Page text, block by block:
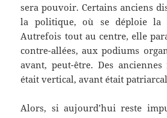
sera pouvoir. Certains anciens
la politique, où se déploie la
Autrefois tout au centre, elle
contre-allées, aux podiums
avant, peut-être. Des
était vertical, avant était
Alors, si aujourd’hui reste